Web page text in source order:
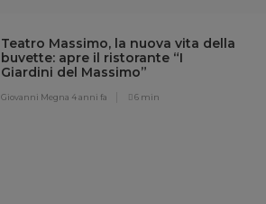
Teatro Massimo, la nuova vita della
buvette: apre il ristorante “I
Giardini del Massimo”
Giovanni Megna 4 anni fa 6 min